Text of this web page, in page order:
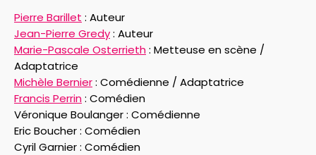
Pierre Barillet : Auteur
Jean-Pierre Gredy: Auteur
Marie-Pascale Osterrieth: Metteuse en scène /
Adaptatrice
Michèle Bernier: Comédienne / Adaptatrice
Francis Perrin: Comédien
Véronique Boulanger : Comédienne
Eric Boucher : Comédien
Cyril Garnier : Comédien